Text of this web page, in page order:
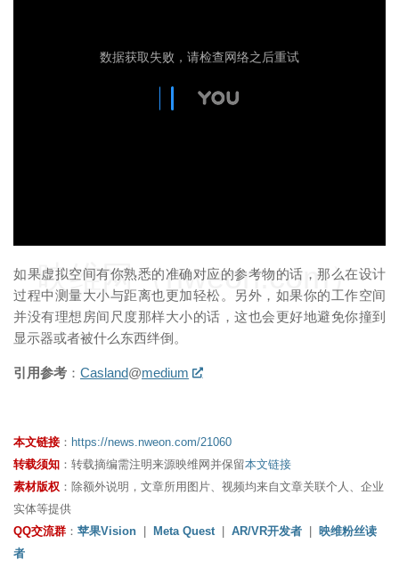
如果虚拟空间有你熟悉的准确对应的参考物的话，那么在设计
过程中测量大小与距离也更加轻松。另外，如果你的工作空间
并没有理想房间尺度那样大小的话，这也会更好地避免你撞到
显示器或者被什么东西绊倒。
引用参考 ： Casland@medium
映维网（nweon.com）
本文链接 ： https://news.nweon.com/21060
转载须知 ：转载摘编需注明来源映维网并保留本文链接
素材版权 ：除额外说明，文章所用图片、视频均来自文章关联个人、企业
实体等提供
QQ交流群 ： 苹果Vision Meta Quest AR/VR开发者
映维粉丝读
者